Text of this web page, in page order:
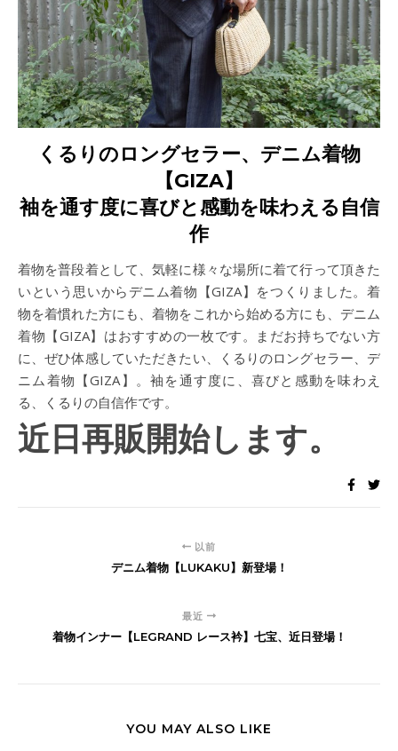
くるりのロングセラー、デニム着物
【GIZA】
袖を通す度に喜びと感動を味わえる自信
作
着物を普段着として、気軽に様々な場所に着て行って頂きた
いという思いからデニム着物【GIZA】をつくりました。着
物を着慣れた方にも、着物をこれから始める方にも、デニム
着物【GIZA】はおすすめの一枚です。まだお持ちでない方
に、ぜひ体感していただきたい、くるりのロングセラー、デ
ニム着物【GIZA】。袖を通す度に、喜びと感動を味わえ
る、くるりの自信作です。
近日再販開始します。
以前
デニム着物【LUKAKU】新登場！
最近
着物インナー【LEGRAND レース衿】七宝、近日登場！
YOU MAY ALSO LIKE